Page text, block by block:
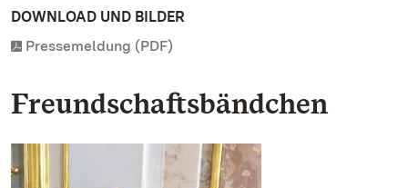
DOWNLOAD UND BILDER
Pressemeldung (PDF)
Freundschaftsbändchen